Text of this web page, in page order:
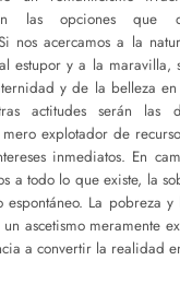
las opciones que
nos acercamos a la
estupor y a la maravilla,
y de la belleza en
actitudes serán las
explotador de
inmediatos. En
a todo lo que existe, la
espontáneo. La pobreza
ascetismo meramente
a convertir la realidad